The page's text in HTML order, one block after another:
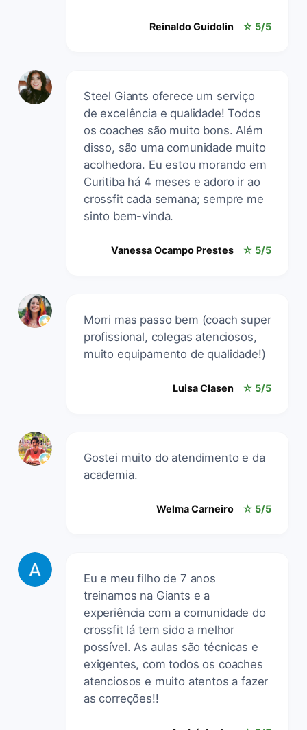
Reinaldo Guidolin ☆ 5/5
Steel Giants oferece um serviço
de excelência e qualidade! Todos
os coaches são muito bons. Além
disso, são uma comunidade muito
acolhedora. Eu estou morando em
Curitiba há 4 meses e adoro ir ao
crossfit cada semana; sempre me
sinto bem-vinda.
Vanessa Ocampo Prestes ☆ 5/5
Morri mas passo bem (coach super
profissional, colegas atenciosos,
muito equipamento de qualidade!)
Luisa Clasen ☆ 5/5
Gostei muito do atendimento e da
academia.
Welma Carneiro ☆ 5/5
Eu e meu filho de 7 anos
treinamos na Giants e a
experiência com a comunidade do
crossfit lá tem sido a melhor
possível. As aulas são técnicas e
exigentes, com todos os coaches
atenciosos e muito atentos a fazer
as correções!!